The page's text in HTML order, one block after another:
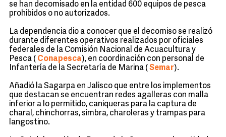
se han decomisado en la entidad 600 equipos de pesca
prohibidos o no autorizados.
La dependencia dio a conocer que el decomiso se realizó
durante diferentes operativos realizados por oficiales
federales de la Comisión Nacional de Acuacultura y
Pesca ( Conapesca), en coordinación con personal de
Infantería de la Secretaría de Marina ( Semar).
Añadió la Sagarpa en Jalisco que entre los implementos
que destacan se encuentran redes agalleras con malla
inferior a lo permitido, caniqueras para la captura de
charal, chinchorras, simbra, charoleras y trampas para
langostino.